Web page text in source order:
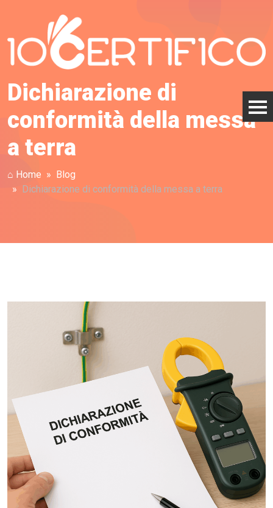
Dichiarazione di
conformità della messa
a terra
⌂ Home
Blog
Dichiarazione di conformità della messa a terra